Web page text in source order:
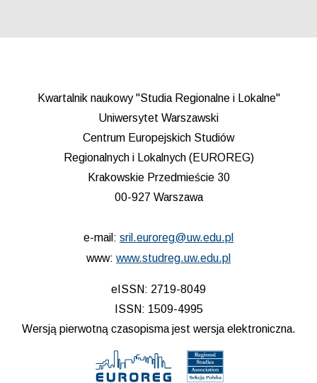
Kwartalnik naukowy "Studia Regionalne i Lokalne"
Uniwersytet Warszawski
Centrum Europejskich Studiów
Regionalnych i Lokalnych (EUROREG)
Krakowskie Przedmieście 30
00-927 Warszawa
e-mail: sril.euroreg@uw.edu.pl
www: www.studreg.uw.edu.pl
eISSN: 2719-8049
ISSN: 1509-4995
Wersją pierwotną czasopisma jest wersja elektroniczna.